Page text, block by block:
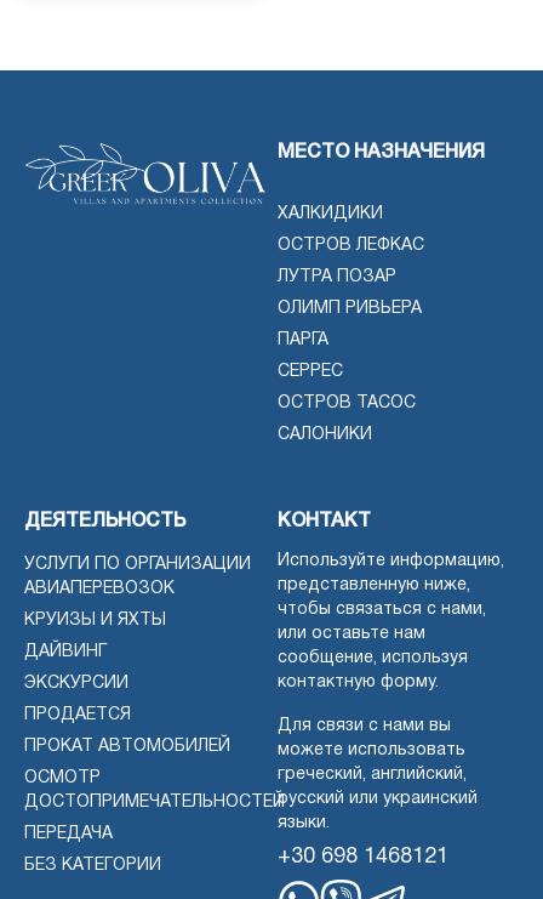
МЕСТО НАЗНАЧЕНИЯ
ХАЛКИДИКИ
ОСТРОВ ЛЕФКАС
ЛУТРА ПОЗАР
ОЛИМП РИВЬЕРА
ПАРГА
СЕРРЕС
ОСТРОВ ТАСОС
САЛОНИКИ
ДЕЯТЕЛЬНОСТЬ
УСЛУГИ ПО ОРГАНИЗАЦИИ
АВИАПЕРЕВОЗОК
КРУИЗЫ И ЯХТЫ
ДАЙВИНГ
ЭКСКУРСИИ
ПРОДАЕТСЯ
ПРОКАТ АВТОМОБИЛЕЙ
ОСМОТР
ДОСТОПРИМЕЧАТЕЛЬНОСТЕЙ
ПЕРЕДАЧА
БЕЗ КАТЕГОРИИ
КОНТАКТ
Используйте информацию,
представленную ниже,
чтобы связаться с нами,
или оставьте нам
сообщение, используя
контактную форму.
Для связи с нами вы
можете использовать
греческий, английский,
русский или украинский
языки.
+30 698 1468121